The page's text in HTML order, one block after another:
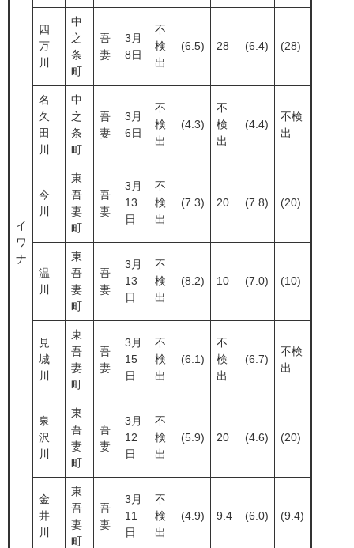
イ
ワ
ナ
四
万
川
中
之
条
町
吾
妻
3月
8日
不
検
出
(6.5) 28 (6.4) (28)
名
久
田
川
中
之
条
町
吾
妻
3月
6日
不
検
出
(4.3)
不
検
出
(4.4)
不検
出
今
川
東
吾
妻
町
吾
妻
3月
13
日
不
検
出
(7.3) 20 (7.8) (20)
温
川
東
吾
妻
町
吾
妻
3月
13
日
不
検
出
(8.2) 10 (7.0) (10)
見
城
川
東
吾
妻
町
吾
妻
3月
15
日
不
検
出
(6.1)
不
検
出
(6.7)
不検
出
泉
沢
川
東
吾
妻
町
吾
妻
3月
12
日
不
検
出
(5.9) 20 (4.6) (20)
金
井
川
東
吾
妻
町
吾
妻
3月
11
日
不
検
出
(4.9) 9.4 (6.0) (9.4)